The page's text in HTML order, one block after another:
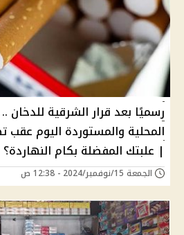
رسميًا بعد قرار الشرقية للدخان
المحلية والمستوردة اليوم عقب
| علبتك المفضلة بكام النهاردة؟
الجمعة 15/نوفمبر/2024 - 12:38 ص